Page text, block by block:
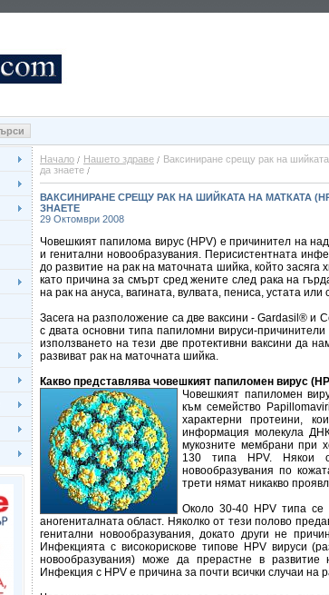
Начало Нашето здраве
Ваксиниране срещу рак на
да знаете
ВАКСИНИРАНЕ СРЕЩУ РАК НА ШИЙКАТА НА МАТКАТА
ЗНАЕТЕ
29 Октомври 2008
Човешкият папилома вирус (HPV) е причинител на
и генитални новообразувания. Перисистентната
до развитие на рак на маточната шийка, който
като причина за смърт сред жените след рака на
на рак на ануса, вагината, вулвата, пениса, устата или
Засега на разположение са две ваксини - Gardasil® и
с двата основни типа папиломни вируси-
използването на тези две протективни ваксини да
развиват рак на маточната шийка.
Какво представлява човешкият папиломен вирус
Човешкият папиломен
към семейство
характерни протеини,
информация молекула
мукозните мембрани при
130 типа HPV. Някои
новообразувания по
трети нямат никакво
Около 30-40 HPV типа се
аногениталната област. Няколко от тези полово
генитални новообразувания, докато други не
Инфекцията с високорискове типове HPV вируси
новообразувания) може да прерастне в
Инфекция с HPV е причина за почти всички случаи на